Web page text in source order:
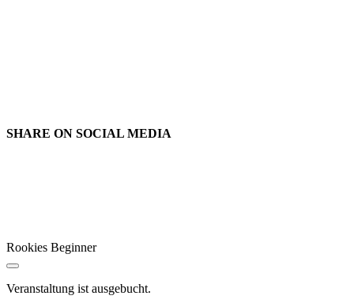
SHARE ON SOCIAL MEDIA
Rookies Beginner
Veranstaltung ist ausgebucht.